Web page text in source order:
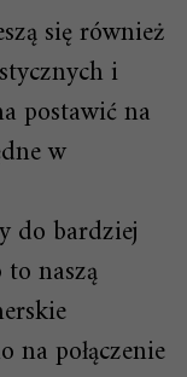
się również
i
postawić na
w
do bardziej
naszą
połączenie